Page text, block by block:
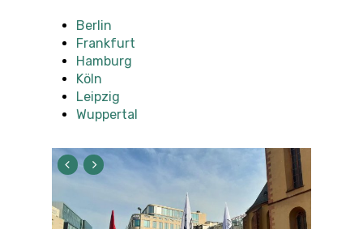
Berlin
Frankfurt
Hamburg
Köln
Leipzig
Wuppertal